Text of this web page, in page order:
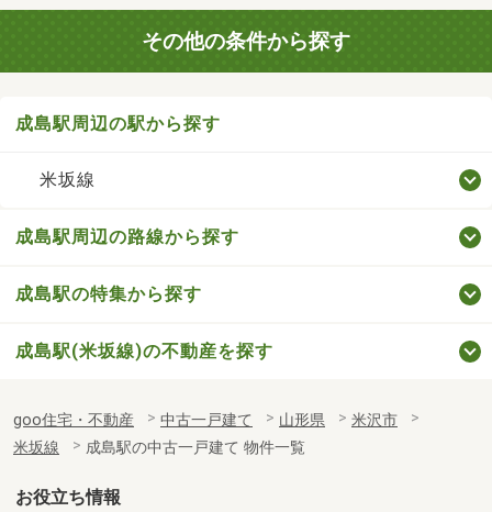
その他の条件から探す
成島駅周辺の駅から探す
米坂線
成島駅周辺の路線から探す
成島駅の特集から探す
成島駅(米坂線)の不動産を探す
goo住宅・不動産 中古一戸建て 山形県
米沢市
米坂線
成島駅の中古一戸建て 物件一覧
お役立ち情報